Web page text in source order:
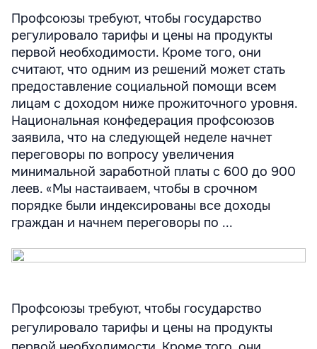
Профсоюзы требуют, чтобы государство
регулировало тарифы и цены на продукты
первой необходимости. Кроме того, они
считают, что одним из решений может стать
предоставление социальной помощи всем
лицам с доходом ниже прожиточного уровня.
Национальная конфедерация профсоюзов
заявила, что на следующей неделе начнет
переговоры по вопросу увеличения
минимальной заработной платы с 600 до 900
леев. «Мы настаиваем, чтобы в срочном
порядке были индексированы все доходы
граждан и начнем переговоры по ...
Профсоюзы требуют, чтобы государство
регулировало тарифы и цены на продукты